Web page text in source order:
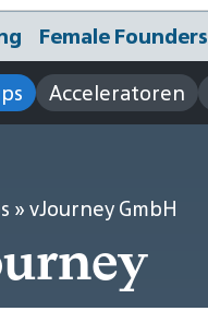
Female Founders
Acceleratoren
» vJourney GmbH